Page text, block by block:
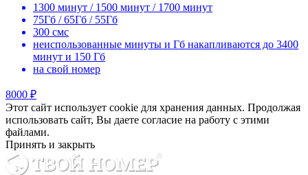
1300 минут / 1500 минут / 1700 минут
75Гб / 65Гб / 55Гб
300 смс
неиспользованные минуты и Гб накапливаются до 3400
минут и 150 Гб
на свой номер
8000 ₽
Этот сайт использует cookie для хранения данных. Продолжая
использовать сайт, Вы даете согласие на работу с этими
файлами.
Принять и закрыть